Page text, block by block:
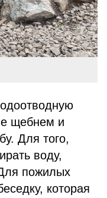
щебнем и
Для того,
воду,
пожилых
которая